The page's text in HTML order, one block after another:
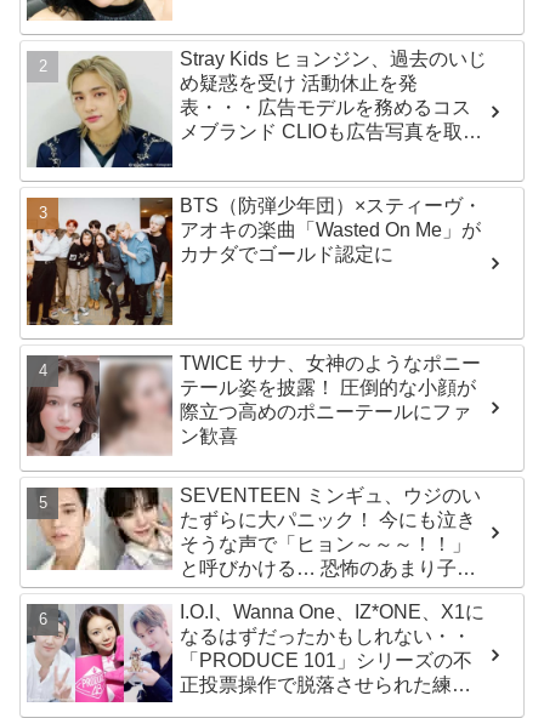
Stray Kids ヒョンジン、過去のいじ
め疑惑を受け 活動休止を発
表・・・広告モデルを務めるコス
メブランド CLIOも広告写真を取り
BTS（防弾少年団）×スティーヴ・
アオキの楽曲「Wasted On Me」が
カナダでゴールド認定に
TWICE サナ、女神のようなポニー
テール姿を披露！ 圧倒的な小顔が
際立つ高めのポニーテールにファ
ン歓喜
SEVENTEEN ミンギュ、ウジのい
たずらに大パニック！ 今にも泣き
そうな声で「ヒョン～～～！！」
と呼びかける… 恐怖のあまり子供
のように駆け出す姿がかわいい
I.O.I、Wanna One、IZ*ONE、X1に
なるはずだったかもしれない・・
「PRODUCE 101」シリーズの不
正投票操作で脱落させられた練習